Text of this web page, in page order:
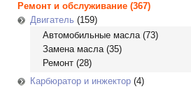
Ремонт и обслуживание (367)
Двигатель (159)
Автомобильные масла(73)
Замена масла(35)
Ремонт (28)
Карбюратор и инжектор (4)